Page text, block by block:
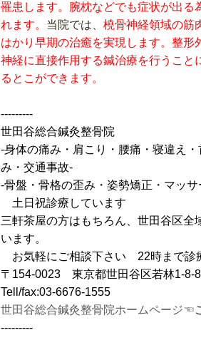
罹患します。腕枕などでも症状が出る
れます。 当院では、 橈骨神経領域の筋
はかり早期の治癒を実現します。整形
神経に直接作用する鍼治療を行うこと
るとこができます。
---------
世田谷総合鍼灸整骨院
‐身体の痛み・肩こり・腰痛・寝違え
み・交通事故‐
‐骨盤・骨格の歪み・姿勢矯正・マッサ
土日祝診療しています
三軒茶屋の方はもちろん、世田谷区全
います。
お気軽にご相談下さい 22時まで診
〒154-0023 東京都世田谷区若林1-
Tell/fax:03-6676-1555
世田谷総合鍼灸整骨院ホームページ☜
---------